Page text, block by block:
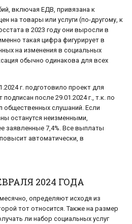
включая ЕДВ, привязана к
на товары или услуги (по-другому, к
в 2023 году они выросли в
такая цифра фигурирует в
на изменения в социальных
обычно одинакова для всех
г. подготовило проект для
после 29.01.2024 г., т.к. по
общественных слушаний. Если
останутся неизменными,
заявленные 7,4%. Все выплаты
автоматически, в
2024 ГОДА
определяют исходя из
тот относится. Также на размер
ли набор социальных услуг